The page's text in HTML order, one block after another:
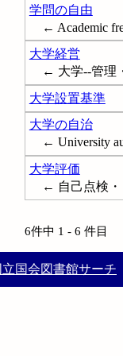
学問の自由
← Academic
大学経営
← 大学--管理
大学設置基準
大学の自治
← University
大学評価
← 自己点検・
6件中 1 - 6 件目
立国会図書館サーチ